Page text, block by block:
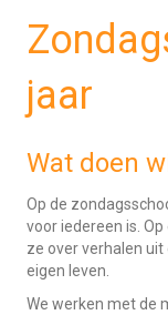
jaar
Wat doen
Op de
voor iedereen is.
ze over verhalen
eigen leven.
We werken met de